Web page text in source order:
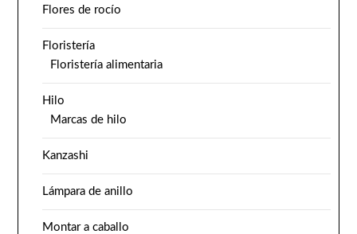
Flores de rocío
Floristería
Floristería alimentaria
Hilo
Marcas de hilo
Kanzashi
Lámpara de anillo
Montar a caballo